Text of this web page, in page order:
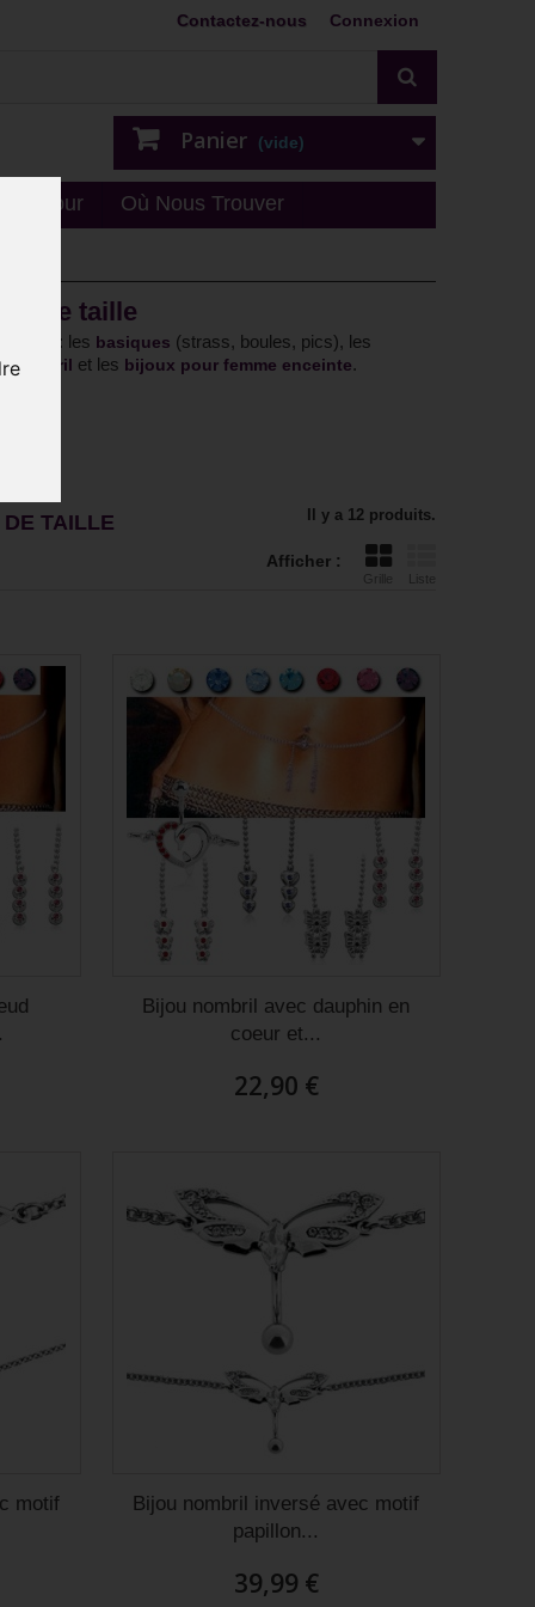
Connexion
Contactez-nous
Panier (vide)
- retour Où Nous Trouver
de taille
: les basiques (strass, boules, pics), les
nombril et les bijoux pour femme enceinte.
TAILLE Il y a 12 produits.
Afficher :
Grille Liste
Bijou nombril avec dauphin en
coeur et...
22,90 €
motif
Bijou nombril inversé avec motif
papillon...
39,99 €